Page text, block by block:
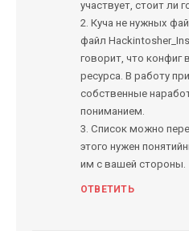
участвует, стоит ли
2. Куча не нужных
файл
говорит, что конфиг
ресурса. В работу
собственные
пониманием.
3. Список можно
этого нужен
им с вашей стороны.
ОТВЕТИТЬ